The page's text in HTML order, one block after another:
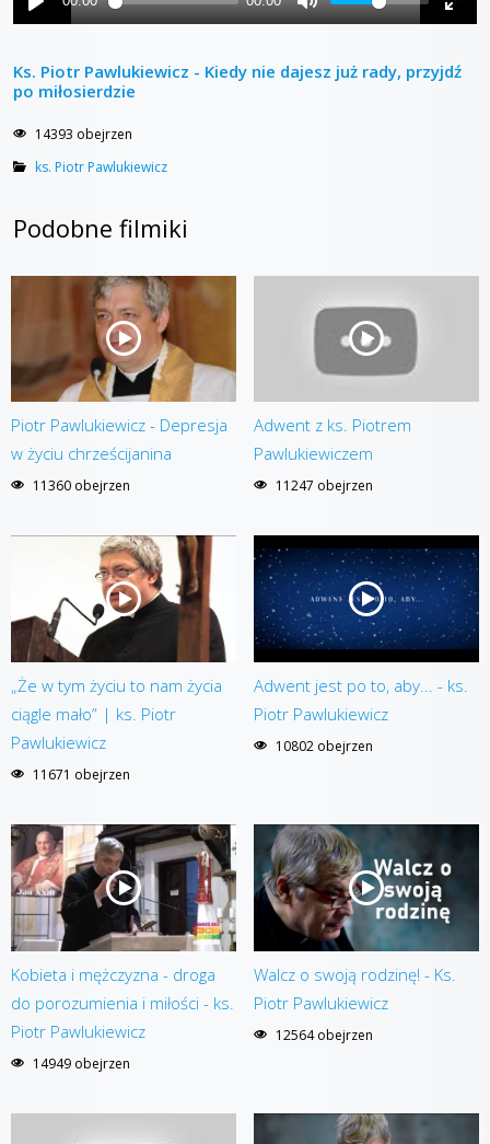
Ks. Piotr Pawlukiewicz - Kiedy nie dajesz już rady, przyjdź
po miłosierdzie
14393 obejrzen
ks. Piotr Pawlukiewicz
Podobne filmiki
Piotr Pawlukiewicz - Depresja
w życiu chrześcijanina
11360 obejrzen
Adwent z ks. Piotrem
Pawlukiewiczem
11247 obejrzen
„Że w tym życiu to nam życia
ciągle mało” | ks. Piotr
Pawlukiewicz
11671 obejrzen
Adwent jest po to, aby... - ks.
Piotr Pawlukiewicz
10802 obejrzen
Kobieta i mężczyzna - droga
do porozumienia i miłości - ks.
Piotr Pawlukiewicz
14949 obejrzen
Walcz o swoją rodzinę! - Ks.
Piotr Pawlukiewicz
12564 obejrzen